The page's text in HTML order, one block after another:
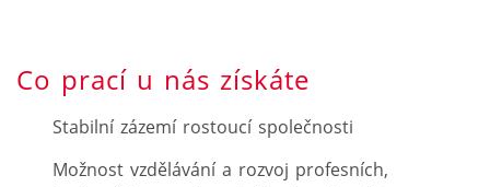
Co prací u nás získáte
Stabilní zázemí rostoucí společnosti
Možnost vzdělávání a rozvoj profesních,